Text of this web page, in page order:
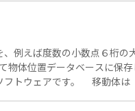
例えば度数の小数点６桁の
物体位置データベースに保
フトウェアです。 移動体は